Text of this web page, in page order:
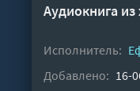
Аудиокнига
Исполнитель:
Добавлено: 16-